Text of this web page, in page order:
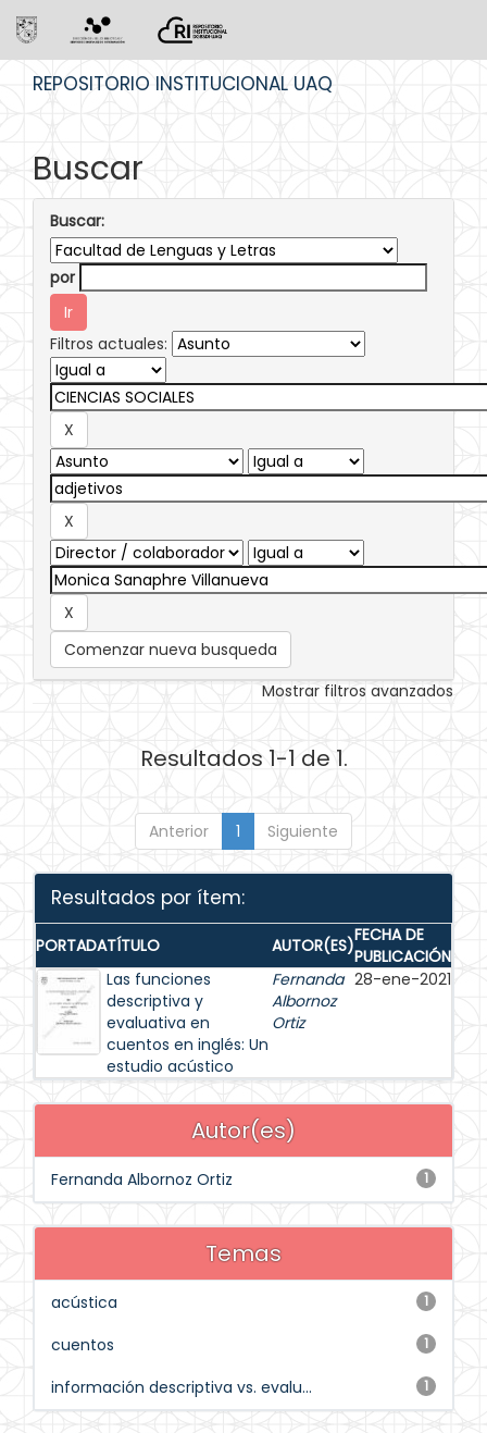
REPOSITORIO INSTITUCIONAL UAQ
Buscar
Buscar:
por
Filtros actuales:
Comenzar nueva busqueda
Mostrar filtros avanzados
Resultados 1-1 de 1.
Anterior 1 Siguiente
Resultados por ítem:
PORTADATÍTULO AUTOR(ES)FECHA DE
PUBLICACIÓN
Las funciones
descriptiva y
evaluativa en
cuentos en inglés: Un
estudio acústico
Fernanda
Albornoz
Ortiz
28-ene-2021
Autor(es)
1
Fernanda Albornoz Ortiz
Temas
1
acústica
1
cuentos
1
información descriptiva vs. evalu...